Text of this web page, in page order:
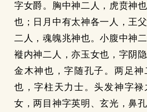
字女爵。胸中神二人，虎贲神
也；日月中有太神各一人，王
二人，魂魄兆神也。小腹中神
褷内神二人，亦玉女也，字阴
金木神也，字随孔子。两足
也，字柱天力士。头发神字
女，两目神字英明、玄光，鼻